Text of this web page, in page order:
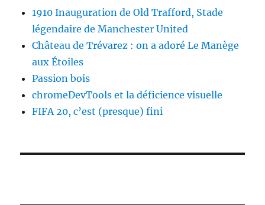
1910 Inauguration de Old Trafford, Stade
légendaire de Manchester United
Château de Trévarez : on a adoré Le Manège
aux Étoiles
Passion bois
chromeDevTools et la déficience visuelle
FIFA 20, c’est (presque) fini